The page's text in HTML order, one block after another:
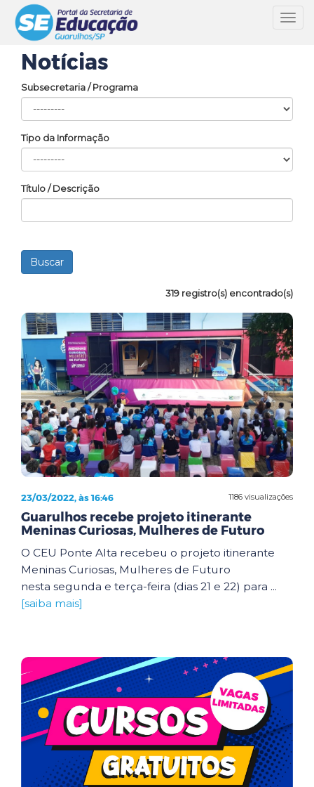
Notícias
Subsecretaria / Programa
Tipo da Informação
Título / Descrição
319 registro(s) encontrado(s)
1186 visualizações
23/03/2022, às 16:46
Guarulhos recebe projeto itinerante
Meninas Curiosas, Mulheres de Futuro
O CEU Ponte Alta recebeu o projeto itinerante
Meninas Curiosas, Mulheres de Futuro
nesta segunda e terça-feira (dias 21 e 22) para ...
[saiba mais]